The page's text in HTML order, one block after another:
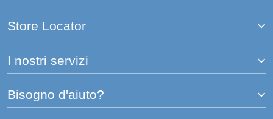
Store Locator
I nostri servizi
Bisogno d'aiuto?